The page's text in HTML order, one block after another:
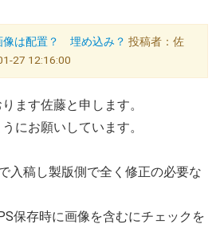
像は配置？ 埋め込み？ 投稿者：佐
27 12:16:00
ます佐藤と申します。
にお願いしています。
入稿し製版側で全く修正の必要な
保存時に画像を含むにチェックを